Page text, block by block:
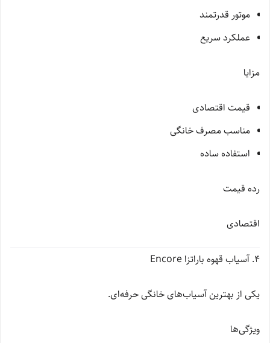
موتور قدرتمند
عملکرد سریع
مزایا
قیمت اقتصادی
مناسب مصرف خانگی
استفاده ساده
رده قیمت
اقتصادی
4. آسیاب قهوه باراتزا Encore
یکی از بهترین آسیاب‌های خانگی حرفه‌ای.
ویژگی‌ها